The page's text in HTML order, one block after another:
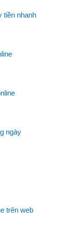
tiền nhanh
ngày
trên web